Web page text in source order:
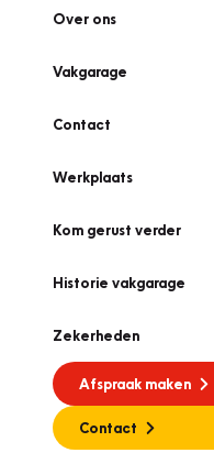
Over ons
Vakgarage
Contact
Werkplaats
Kom gerust verder
Historie vakgarage
Zekerheden
Afspraak maken
Contact